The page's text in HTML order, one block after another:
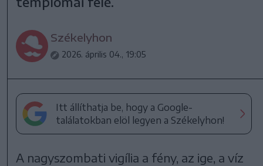
Székelyhon
2026. április 04., 19:05
Itt állíthatja be, hogy a Google-
találatokban elöl legyen a Székelyhon!
A nagyszombati vigília a fény, az ige, a víz